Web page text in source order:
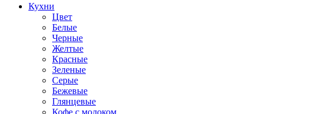
Кухни
Цвет
Белые
Черные
Желтые
Красные
Зеленые
Серые
Бежевые
Глянцевые
Кофе с молоком